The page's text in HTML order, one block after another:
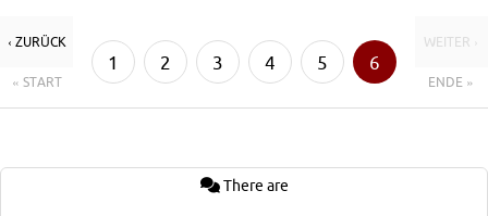
‹ ZURÜCK
« START
1 2 3 4 5 6
WEITER ›
ENDE »